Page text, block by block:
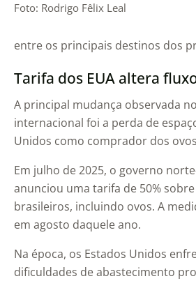
Foto: Rodrigo Fêlix Leal
entre os principais destinos dos
Tarifa dos EUA altera
A principal mudança observada
internacional foi a perda de
Unidos como comprador dos
Em julho de 2025, o governo
anunciou uma tarifa de 50%
brasileiros, incluindo ovos. A
em agosto daquele ano.
Na época, os Estados Unidos
dificuldades de abastecimento